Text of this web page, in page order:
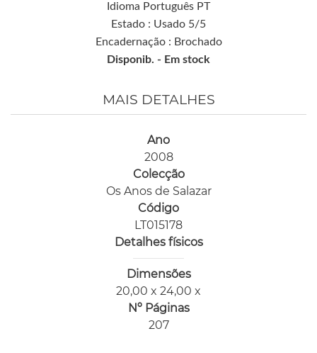
Idioma Português PT
Estado : Usado 5/5
Encadernação : Brochado
Disponib. - Em stock
MAIS DETALHES
Ano
2008
Colecção
Os Anos de Salazar
Código
LT015178
Detalhes físicos
Dimensões
20,00 x 24,00 x
Nº Páginas
207